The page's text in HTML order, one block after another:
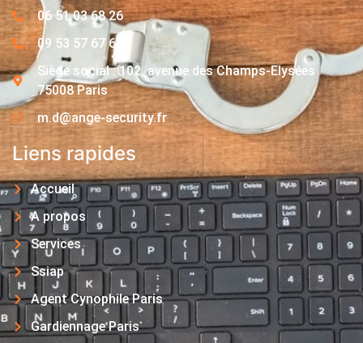
06 51 03 68 26
09 53 57 67 63
Siège social : 102, avenue des Champs-Elysées
75008 Paris
m.d@ange-security.fr
Liens rapides
Accueil
A propos
Services
Ssiap
Agent Cynophile Paris
Gardiennage Paris